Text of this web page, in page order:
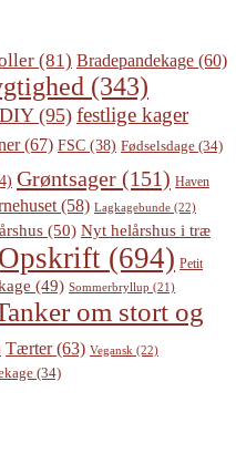
(81) Bradepandekage (60)
(343)
DIY(95) festlige kager
(67) FSC (38) Fødselsdage (34)
Grøntsager (151) Haven
(58) Lagkagebunde (22)
(50) Nyt helårshus i træ
Opskrift (694) Petit
(49) Sommerbryllup (21)
om stort og
Tærter(63) Vegansk (22)
(34)